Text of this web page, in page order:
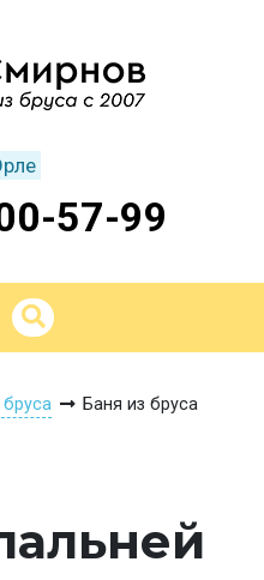
57-99
бруса
Баня из бруса